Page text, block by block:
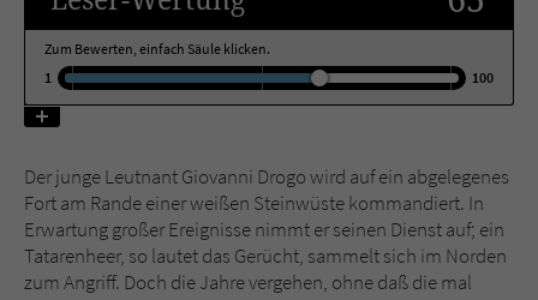
Zum Bewerten, einfach Säule klicken.
1
100
Der junge Leutnant Giovanni Drogo wird auf ein abgelegenes
Fort am Rande einer weißen Steinwüste kommandiert. In
Erwartung großer Ereignisse nimmt er seinen Dienst auf; ein
Tatarenheer, so lautet das Gerücht, sammelt sich im Norden
zum Angriff. Doch die Jahre vergehen, ohne daß die mal
Name tx_pwcomments_ahash
Anbieter Literatur-Couch Medien GmbH & Co. KG
Laufzeit 1 Jahr
Zweck Cookie für Kommentare einzelner Buchtitel